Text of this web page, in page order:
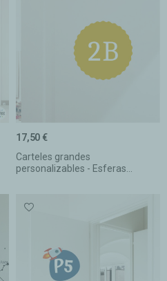
Carteles grandes
personalizables - Esferas...
17,50 €